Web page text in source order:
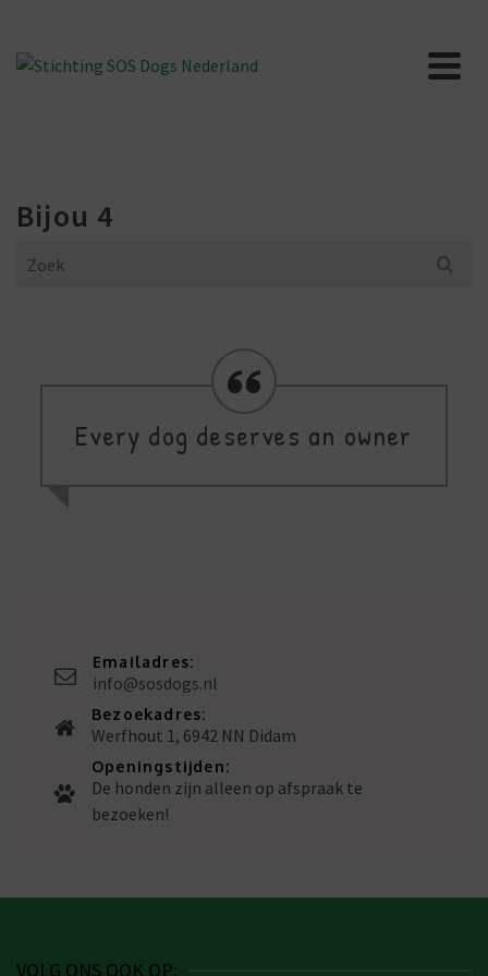
Bijou 4
Search
Every dog deserves an owner
Emailadres:
info@sosdogs.nl
Bezoekadres:
Werfhout 1, 6942 NN Didam
Openingstijden:
De honden zijn alleen op afspraak te
bezoeken!
VOLG ONS OOK OP: